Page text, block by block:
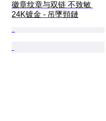
徽章纹章与双链 不致敏
24K镀金 - 吊墜頸鏈